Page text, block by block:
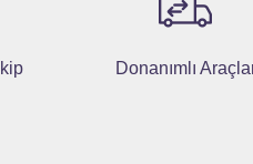
Donanımlı